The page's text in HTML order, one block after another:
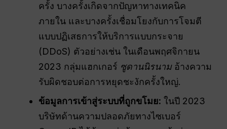
ครั้ง บางครั้งเกิดจากปัญหาทางเทคนิค
ภายใน และบางครั้งเชื่อมโยงกับการโจมตี
แบบปฏิเสธการให้บริการแบบกระจาย
(DDoS) ตัวอย่างเช่น ในเดือนพฤศจิกายน
2023 กลุ่มแฮกเกอร์ ซูดานนิรนามอ้างความ
รับผิดชอบต่อการหยุดชะงักครั้งใหญ่.
ข้อมูลการเข้าสู่ระบบที่ถูกขโมย: ในปี 2023
บริษัทด้านความปลอดภัยทางไซเบอร์